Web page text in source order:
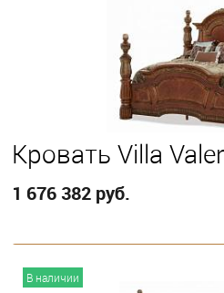
Eastern King
Кровать Villa
1 676 382 руб.
В наличии